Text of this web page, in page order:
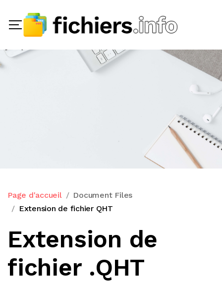
Page d'accueil
Document Files
Extension de fichier QHT
Extension de
fichier .QHT